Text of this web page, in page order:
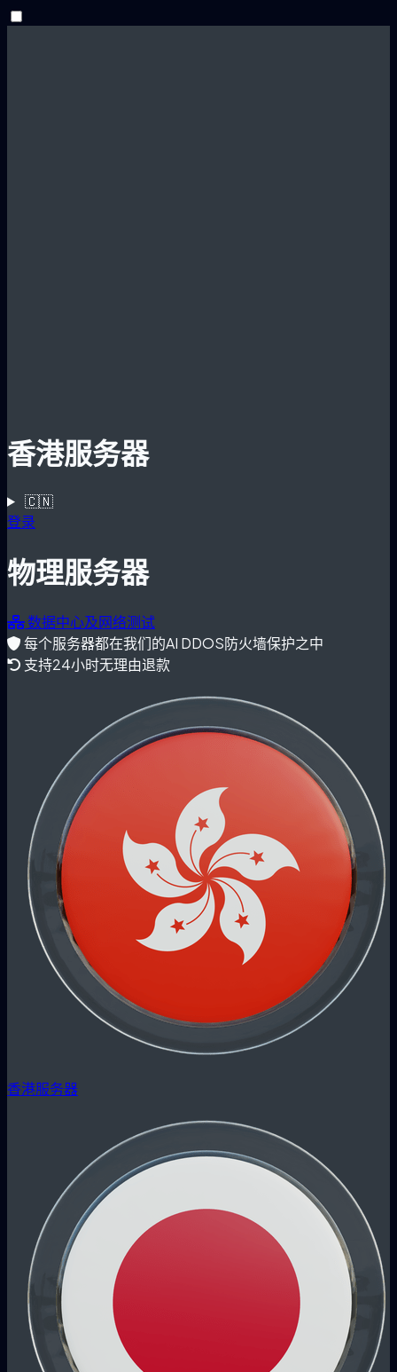
香港服务器
🇨🇳
登录
物理服务器
数据中心及网络测试
每个服务器都在我们的AI DDOS防火墙保护之中
支持24小时无理由退款
香港服务器